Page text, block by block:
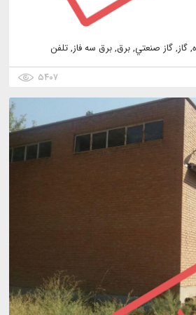
گاز صنعتي, برق, برق سه فاز, تلفن
۵۴۰۷